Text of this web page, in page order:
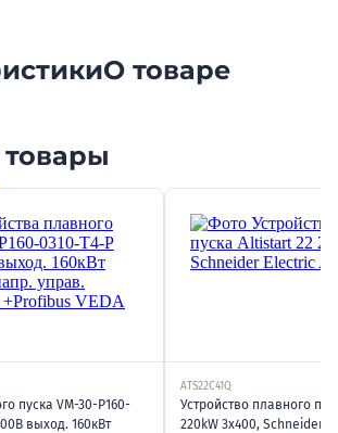
О товаре
пуска VM-30-P160-
выход. 160кВт
ATS22C41Q
Устройство плавного
220kW 3x400, Schneider